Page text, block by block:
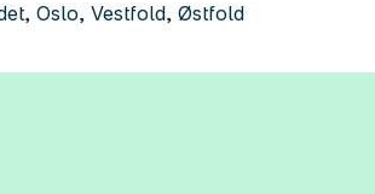
Oslo, Vestfold, Østfold